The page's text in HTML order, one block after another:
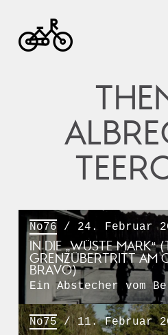
No76 / 24. Februar
IN DIE „WÜSTE MARK“
GRENZÜBERTRITT AM
BRAVO)
Ein Abstecher vom
No75/ 11. Februar